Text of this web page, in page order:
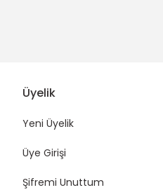
Üyelik
Yeni Üyelik
Üye Girişi
Şifremi Unuttum